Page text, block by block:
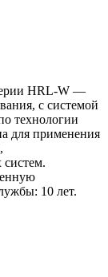
HRL-W —
с системой
технологии
для применения
10 лет.